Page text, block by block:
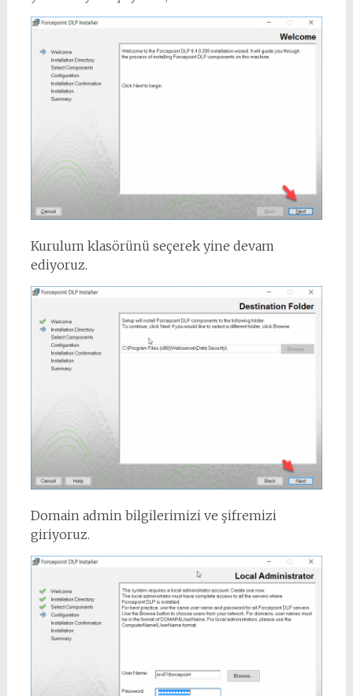
Kurulum klasörünü seçerek yine devam
ediyoruz.
Domain admin bilgilerimizi ve şifremizi
giriyoruz.